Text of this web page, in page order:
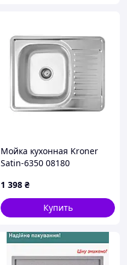
Мойка кухонная Kroner
Satin-6350 08180
1 398 ₴
Купить